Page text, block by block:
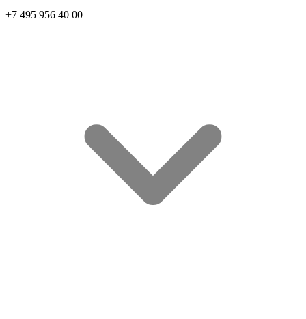
+7 495 956 40 00